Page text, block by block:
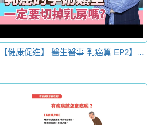
【健康促進】 醫生醫事 乳癌篇 EP2】...